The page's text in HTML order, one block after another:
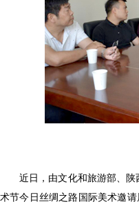
近日，由文化和旅游部、
术节今日丝绸之路国际美术邀